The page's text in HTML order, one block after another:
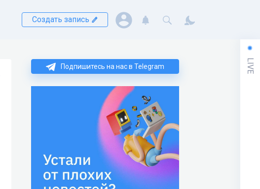
Создать запись
Подпишитесь на нас в Telegram LIVE